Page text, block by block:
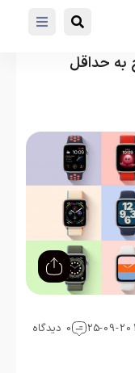
به حداقل
0 دیدگاه